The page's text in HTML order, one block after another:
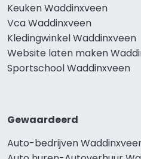
Keuken Waddinxveen
Vca Waddinxveen
Kledingwinkel Waddinxveen
Website laten maken
Sportschool Waddinxveen
Gewaardeerd
Auto-bedrijven